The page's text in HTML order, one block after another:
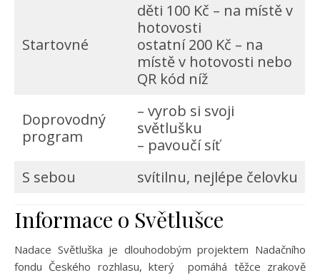
Startovné
děti 100 Kč – na místě v
hotovosti
ostatní 200 Kč – na
místě v hotovosti nebo
QR kód níž
Doprovodný
program
– vyrob si svoji
světlušku
– pavoučí síť
S sebou
svítilnu, nejlépe čelovku
Informace o Světlušce
Nadace Světluška je dlouhodobým projektem Nadačního
fondu Českého rozhlasu, který pomáhá těžce zrakově